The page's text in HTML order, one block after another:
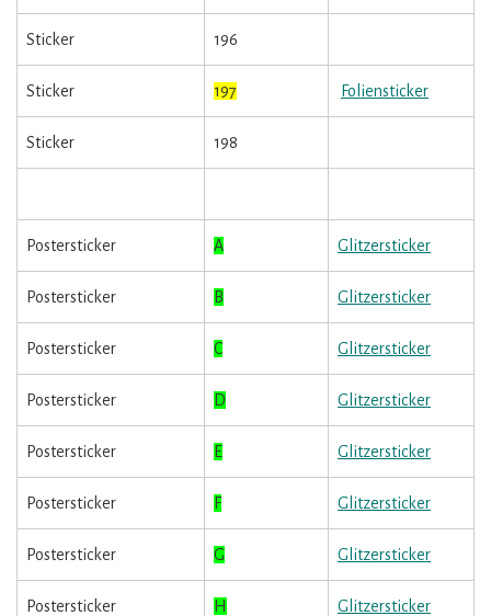
Sticker 196
Sticker 197 Foliensticker
Sticker 198
Postersticker A Glitzersticker
Postersticker B Glitzersticker
Postersticker C Glitzersticker
Postersticker D Glitzersticker
Postersticker E Glitzersticker
Postersticker F Glitzersticker
Postersticker G Glitzersticker
Postersticker H Glitzersticker